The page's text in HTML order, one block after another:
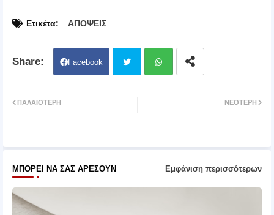
Ετικέτα: ΑΠΟΨΕΙΣ
Facebook
ΝΕΌΤΕΡΗ
ΠΑΛΑΙΌΤΕΡΗ
ΜΠΟΡΕΊ ΝΑ ΣΑΣ ΑΡΈΣΟΥΝ Εμφάνιση περισσότερων